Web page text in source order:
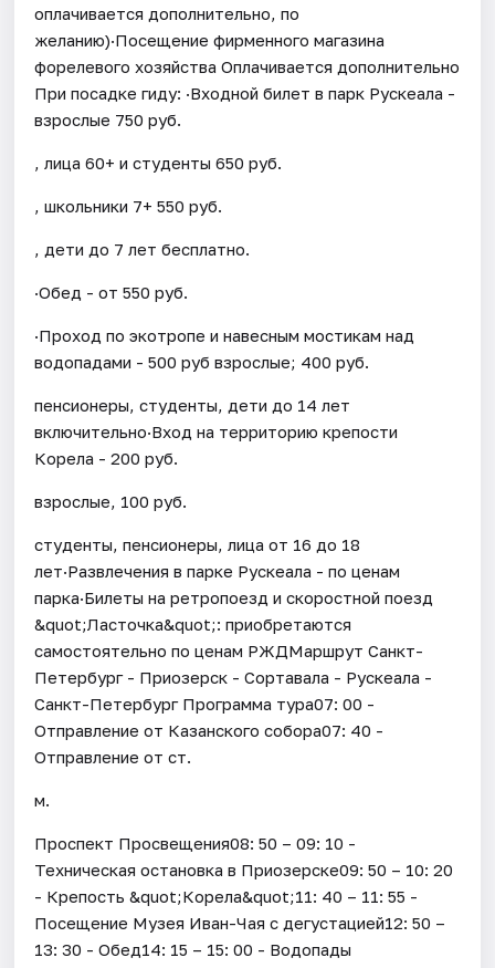
оплачивается дополнительно, по
желанию)·Посещение фирменного магазина
форелевого хозяйства Оплачивается дополнительно
При посадке гиду: ·Входной билет в парк Рускеала -
взрослые 750 руб.
, лица 60+ и студенты 650 руб.
, школьники 7+ 550 руб.
, дети до 7 лет бесплатно.
·Обед - от 550 руб.
·Проход по экотропе и навесным мостикам над
водопадами - 500 руб взрослые; 400 руб.
пенсионеры, студенты, дети до 14 лет
включительно·Вход на территорию крепости
Корела - 200 руб.
взрослые, 100 руб.
студенты, пенсионеры, лица от 16 до 18
лет·Развлечения в парке Рускеала - по ценам
парка·Билеты на ретропоезд и скоростной поезд
&quot;Ласточка&quot;: приобретаются
самостоятельно по ценам РЖДМаршрут Санкт-
Петербург - Приозерск - Сортавала - Рускеала -
Санкт-Петербург Программа тура07: 00 -
Отправление от Казанского собора07: 40 -
Отправление от ст.
м.
Проспект Просвещения08: 50 – 09: 10 -
Техническая остановка в Приозерске09: 50 – 10: 20
- Крепость &quot;Корела&quot;11: 40 – 11: 55 -
Посещение Музея Иван-Чая с дегустацией12: 50 –
13: 30 - Обед14: 15 – 15: 00 - Водопады